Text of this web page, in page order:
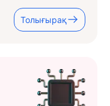
Толығырақ